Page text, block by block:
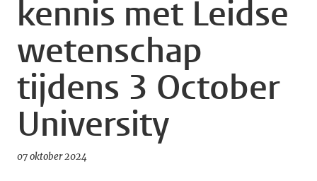
kennis met Leidse
wetenschap
tijdens 3 October
University
07 oktober 2024